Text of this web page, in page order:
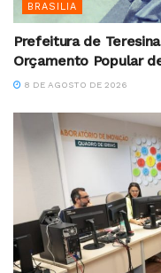
BRASILIA
Prefeitura de
Orçamento Popular
8 DE AGOSTO DE 2026